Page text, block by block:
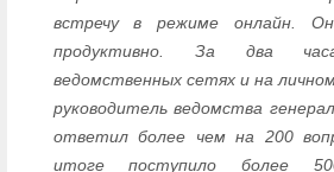
встречу в режиме онлайн.
продуктивно. За два
ведомственных сетях и на
руководитель ведомства
ответил более чем на 200
итоге поступило более